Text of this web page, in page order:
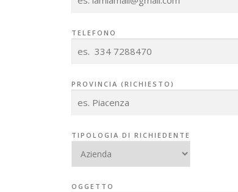
TELEFONO
PROVINCIA (RICHIESTO)
TIPOLOGIA DI RICHIEDENTE
OGGETTO